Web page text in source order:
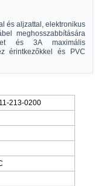
és aljzattal, elektronikus
meghosszabbítására
és 3A maximális
érintkezőkkel és PVC
213-0200